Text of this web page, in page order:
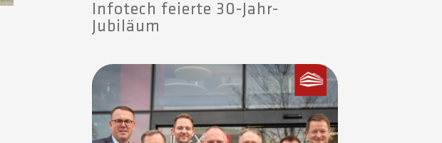
Infotech feierte 30-Jahr-
Jubiläum